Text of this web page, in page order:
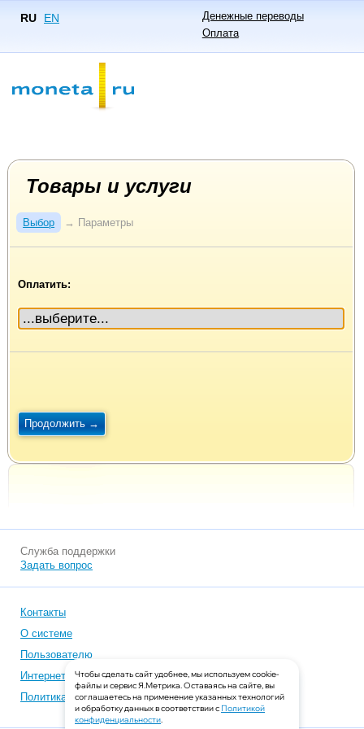
RU EN
Денежные переводы
Оплата
Товары и услуги
Выбор → Параметры
Оплатить:
Служба поддержки
Задать вопрос
Контакты
О системе
Пользователю
Интернет-магазинам
Политика конфиденциальности
Чтобы сделать сайт удобнее, мы используем cookie-
файлы и сервис Я.Метрика. Оставаясь на сайте, вы
соглашаетесь на применение указанных технологий
и обработку данных в соответствии с Политикой
конфиденциальности.